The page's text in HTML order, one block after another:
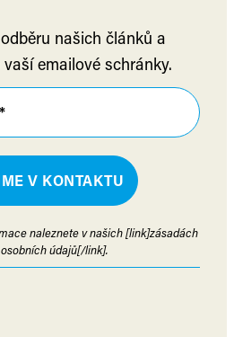
našich článků a
emailové schránky.
naleznete v našich [link]zásadách
údajů[/link].